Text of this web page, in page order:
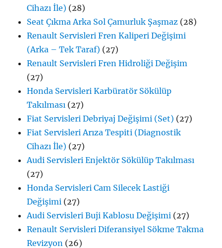
Cihazı İle) (28)
Seat Çıkma Arka Sol Çamurluk Şaşmaz (28)
Renault Servisleri Fren Kaliperi Değişimi
(Arka – Tek Taraf) (27)
Renault Servisleri Fren Hidroliği Değişim
(27)
Honda Servisleri Karbüratör Sökülüp
Takılması (27)
Fiat Servisleri Debriyaj Değişimi (Set) (27)
Fiat Servisleri Arıza Tespiti (Diagnostik
Cihazı İle) (27)
Audi Servisleri Enjektör Sökülüp Takılması
(27)
Honda Servisleri Cam Silecek Lastiği
Değişimi (27)
Audi Servisleri Buji Kablosu Değişimi (27)
Renault Servisleri Diferansiyel Sökme Takma
Revizyon (26)